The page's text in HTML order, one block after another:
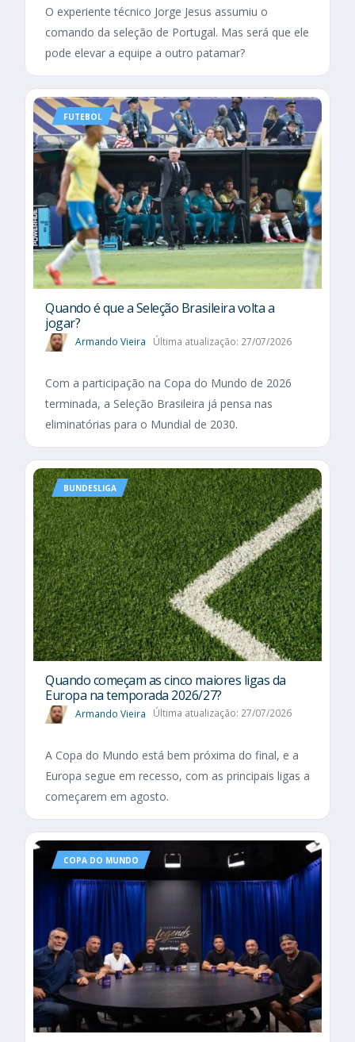
O experiente técnico Jorge Jesus assumiu o
comando da seleção de Portugal. Mas será que ele
pode elevar a equipe a outro patamar?
FUTEBOL
Quando é que a Seleção Brasileira volta a
jogar?
Armando Vieira Última atualização: 27/07/2026
Com a participação na Copa do Mundo de 2026
terminada, a Seleção Brasileira já pensa nas
eliminatórias para o Mundial de 2030.
BUNDESLIGA
Quando começam as cinco maiores ligas da
Europa na temporada 2026/27?
Armando Vieira Última atualização: 27/07/2026
A Copa do Mundo está bem próxima do final, e a
Europa segue em recesso, com as principais ligas a
começarem em agosto.
COPA DO MUNDO